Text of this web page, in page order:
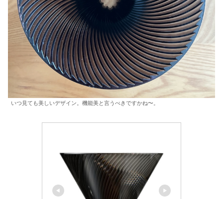
いつ見ても美しいデザイン。機能美と言うべきですかね〜。